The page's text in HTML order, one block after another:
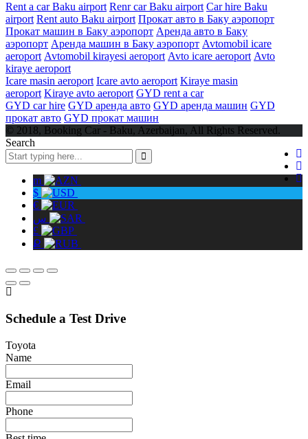
Rent a car Baku airport Renr car Baku airport Car hire Baku
airport Rent auto Baku airport Прокат авто в Баку аэропорт
Прокат машин в Баку аэропорт Аренда авто в Баку
аэропорт Аренда машин в Баку аэропорт Avtomobil icare
aeroport Avtomobil kirayesi aeroport Avto icare aeroport Avto
kiraye aeroport
Icare masin aeroport Icare avto aeroport Kiraye masin
aeroport Kiraye avto aeroport GYD rent a car
GYD car hire GYD аренда авто GYD аренда машин GYD
прокат авто GYD прокат машин
© 2018, Booking Car - Baku, Azerbaijan, All Rights Reserved.
Search
m
$
€
س
£
Ք
Schedule a Test Drive
Toyota
Name
Email
Phone